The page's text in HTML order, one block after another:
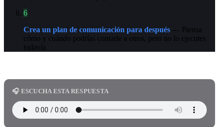
6
Crea un plan de comunicación para después — Piensa
cómo y cuándo podrías contarle a otros, pero no lo ejecutes
todavía
🎧 ESCUCHA ESTA RESPUESTA